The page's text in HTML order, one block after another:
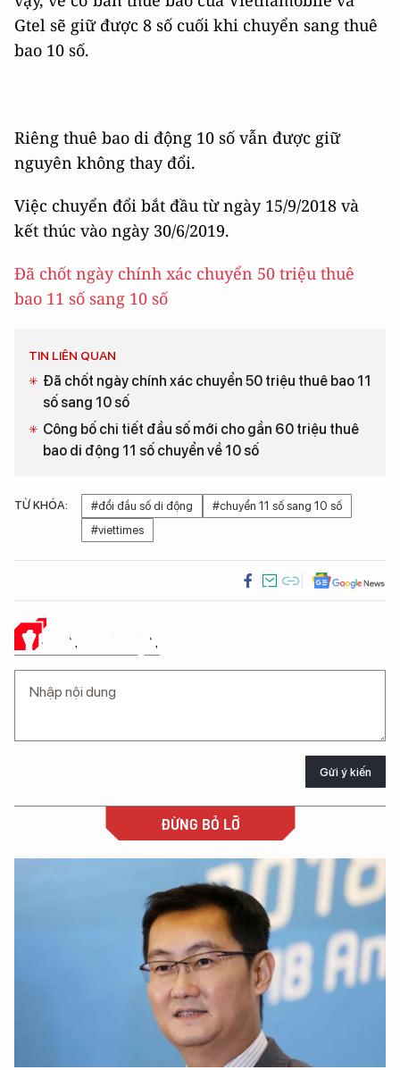
Gtel sẽ giữ được 8 số cuối khi chuyển sang thuê
bao 10 số.
Riêng thuê bao di động 10 số vẫn được giữ
nguyên không thay đổi.
Việc chuyển đổi bắt đầu từ ngày 15/9/2018 và
kết thúc vào ngày 30/6/2019.
Đã chốt ngày chính xác chuyển 50 triệu thuê
bao 11 số sang 10 số
TIN LIÊN QUAN
Đã chốt ngày chính xác chuyển 50 triệu thuê bao 11
số sang 10 số
Công bố chi tiết đầu số mới cho gần 60 triệu thuê
bao di động 11 số chuyển về 10 số
TỪ KHÓA: #đổi đầu số di động
#chuyển 11 số sang 10 số
#viettimes
Ý KIẾN CỦA BẠN
Gửi ý kiến
ĐỪNG BỎ LỠ